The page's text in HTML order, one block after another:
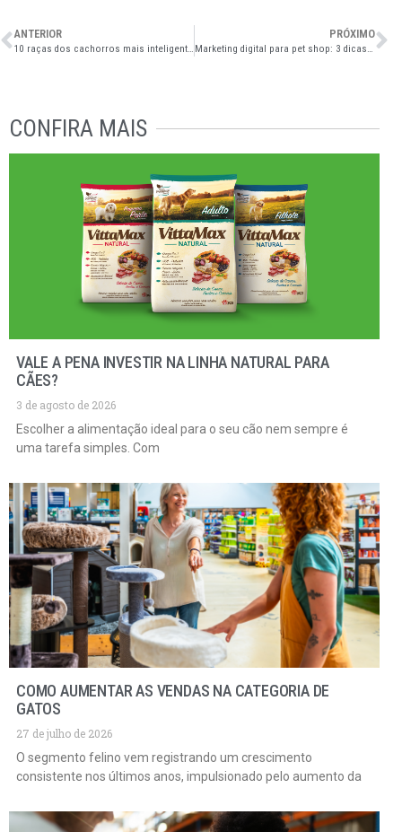
ANTERIOR
10 raças dos cachorros mais inteligentes do mundo
PRÓXIMO
Marketing digital para pet shop: 3 dicas para começar hoje mesmo
CONFIRA MAIS
VALE A PENA INVESTIR NA LINHA NATURAL PARA
CÃES?
3 de agosto de 2026
Escolher a alimentação ideal para o seu cão nem sempre é
uma tarefa simples. Com
COMO AUMENTAR AS VENDAS NA CATEGORIA DE
GATOS
27 de julho de 2026
O segmento felino vem registrando um crescimento
consistente nos últimos anos, impulsionado pelo aumento da